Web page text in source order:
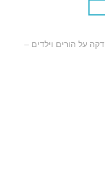
דקה על הורים וילדים –